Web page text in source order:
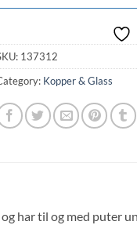
137312
Kopper & Glass
har til og med puter